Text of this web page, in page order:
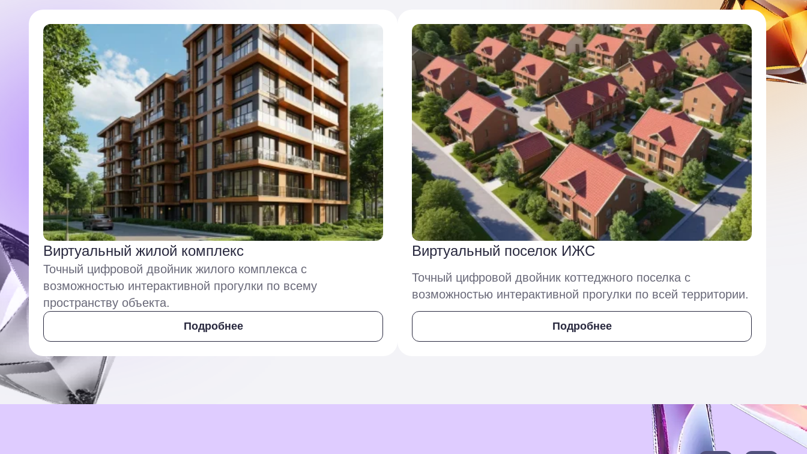
Виртуальный жилой комплекс
Точный цифровой двойник жилого комплекса с
возможностью интерактивной прогулки по всему
пространству объекта.
Подробнее
Виртуальный поселок ИЖС
Точный цифровой двойник коттеджного поселка с
возможностью интерактивной прогулки по всей территории.
Подробнее